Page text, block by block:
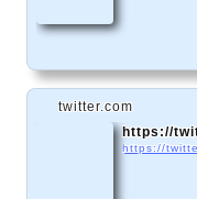
twitter.com
https://
https://